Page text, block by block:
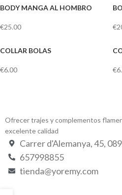
BODY MANGA AL HOMBRO
€25.00 €
COLLAR BOLAS
€6.00 €
Ofrecer trajes y complementos
excelente calidad
Carrer d'Alemanya, 45,
657998855
tienda@yoremy.com